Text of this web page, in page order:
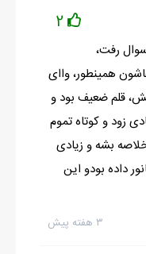
یه دختر انگار از
به بینی عمل کرده اش داد
و پشت بندش یه پوزخند
حرصش رو سر یکی خالی
و گفتم:
می گی جن*ده؟
که م یگم جن*ده و پشت
2
رفت،
همینطور، واای
قلم ضعیف بود و
زود و کوتاه تموم
بشه و زیادی
داده بودو این
۳ هفته پیش